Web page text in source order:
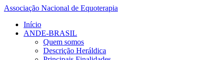
Associação Nacional de Equoterapia
Início
ANDE-BRASIL
Quem somos
Descrição Heráldica